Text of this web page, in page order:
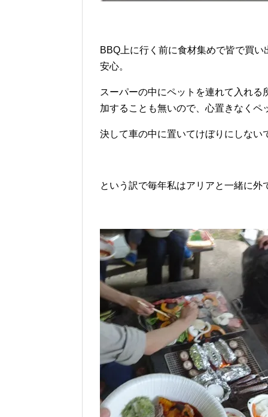
BBQ上に行く前に食材集めで皆で買
安心。
スーパーの中にペットを連れて入れ
加することも無いので、心置きなくペ
決して車の中に置いてけぼりにしな
という訳で毎年私はアリアと一緒に